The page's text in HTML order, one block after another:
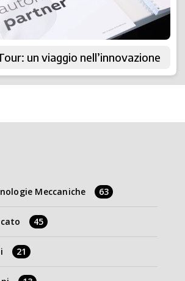
un viaggio nell’innovazione
Meccaniche 63
45
21